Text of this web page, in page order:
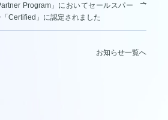
Program」においてセールスパー
「Certified」に認定されました
お知らせ一覧へ